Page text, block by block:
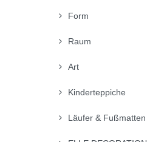
Form
Raum
Art
Kinderteppiche
Läufer & Fußmatten